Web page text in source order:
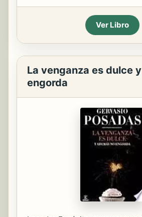
Ver Libro
La venganza es dulce
engorda